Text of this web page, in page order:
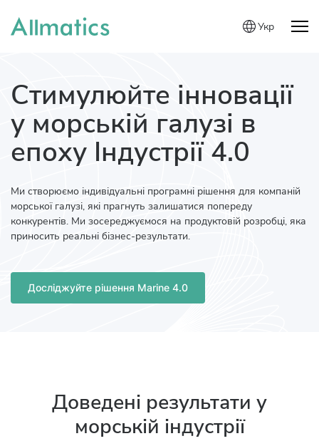
Укр
Стимулюйте інновації
у морській галузі в
епоху Індустрії 4.0
Ми створюємо індивідуальні програмні рішення для компаній
морської галузі, які прагнуть залишатися попереду
конкурентів. Ми зосереджуємося на продуктовій розробці, яка
приносить реальні бізнес-результати.
Досліджуйте рішення Marine 4.0
Доведені результати у
морській індустрії